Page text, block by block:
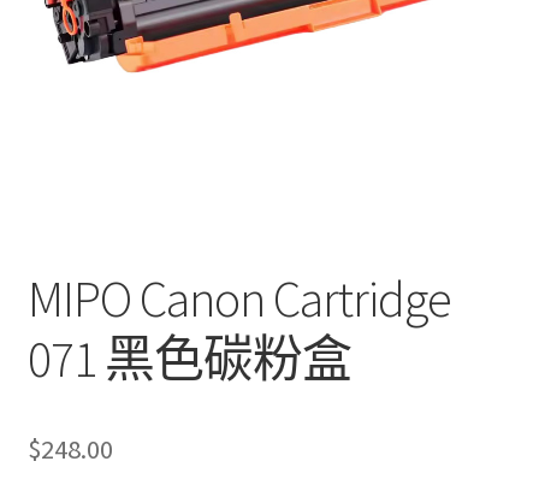
MIPO Canon Cartridge
071 黑色碳粉盒
$248.00